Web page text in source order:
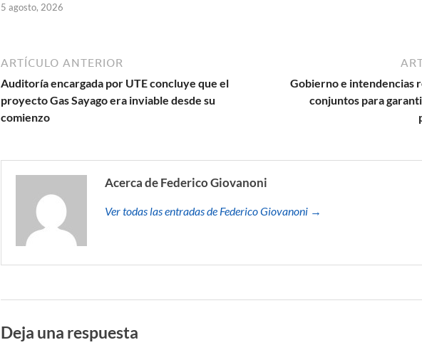
5 agosto, 2026
ARTÍCULO ANTERIOR
Auditoría encargada por UTE concluye que el
proyecto Gas Sayago era inviable desde su
comienzo
Gobierno e intendencias
conjuntos para
Acerca de Federico Giovanoni
Ver todas las entradas de Federico Giovanoni →
Deja una respuesta